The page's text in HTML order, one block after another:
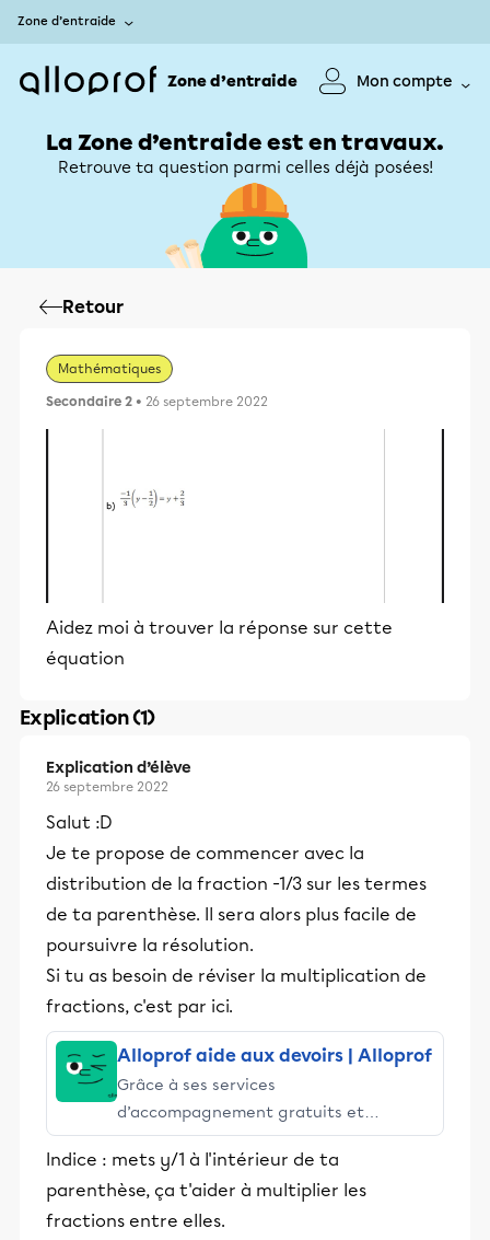
Zone d’entraide
Zone d’entraide Mon compte
La Zone d’entraide est en travaux.
Retrouve ta question parmi celles déjà posées!
Retour
Mathématiques
Secondaire 2 • 26 septembre 2022
Aidez moi à trouver la réponse sur cette
équation
Explication (1)
Explication d’élève
26 septembre 2022
Salut :D
Je te propose de commencer avec la
distribution de la fraction -1/3 sur les termes
de ta parenthèse. Il sera alors plus facile de
poursuivre la résolution.
Si tu as besoin de réviser la multiplication de
fractions, c'est par ici.
Alloprof aide aux devoirs | Alloprof
Grâce à ses services
d’accompagnement gratuits et
stimulants, Alloprof engage les élèves
et leurs parents dans la réussite
éducative.
Indice : mets y/1 à l'intérieur de ta
parenthèse, ça t'aider à multiplier les
fractions entre elles.